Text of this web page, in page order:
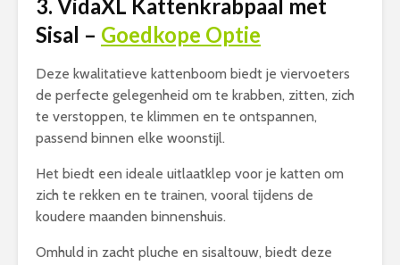
3. VidaXL Kattenkrabpaal met
Sisal – Goedkope Optie
Deze kwalitatieve kattenboom biedt je viervoeters
de perfecte gelegenheid om te krabben, zitten, zich
te verstoppen, te klimmen en te ontspannen,
passend binnen elke woonstijl.
Het biedt een ideale uitlaatklep voor je katten om
zich te rekken en te trainen, vooral tijdens de
koudere maanden binnenshuis.
Omhuld in zacht pluche en sisaltouw, biedt deze